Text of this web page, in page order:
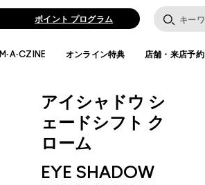
ポイント プログラム
M·A·CZINE オンライン特典 店舗・来店予約
アイシャドウ シ
ェードシフト ク
ローム
EYE SHADOW